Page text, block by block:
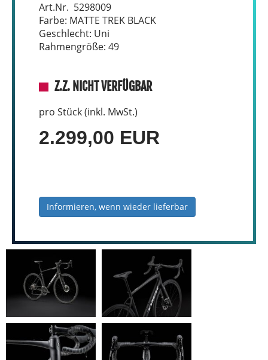
Art.Nr. 5298009
Farbe: MATTE TREK BLACK
Geschlecht: Uni
Rahmengröße: 49
Z.Z. NICHT VERFÜGBAR
pro Stück (inkl. MwSt.)
2.299,00 EUR
Informieren, wenn wieder lieferbar